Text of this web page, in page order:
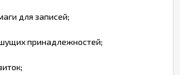
для записей;
принадлежностей;